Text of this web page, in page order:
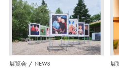
展覧会 NEWS 展